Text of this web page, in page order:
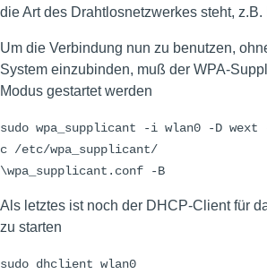
die Art des Drahtlosnetzwerkes steht, z.B.
Um die Verbindung nun zu benutzen,
System einzubinden, muß der WPA-
Modus gestartet werden
sudo wpa_supplicant -i wlan0 -D wext
c /etc/wpa_supplicant/
\wpa_supplicant.conf -B
Als letztes ist noch der DHCP-Client für
zu starten
sudo dhclient wlan0